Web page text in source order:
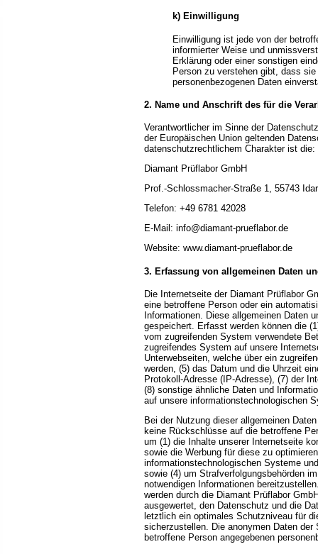
k) Einwilligung
Einwilligung ist jede von der
informierter Weise und
Erklärung oder einer sonstigen
Person zu verstehen gibt, dass
personenbezogenen Daten
2. Name und Anschrift des für die
Verantwortlicher im Sinne der
der Europäischen Union geltenden
datenschutzrechtlichem Charakter ist die:
Diamant Prüflabor GmbH
Prof.-Schlossmacher-Straße 1, 55743
Telefon: +49 6781 42028
E-Mail: info@diamant-prueflabor.de
Website: www.diamant-prueflabor.de
3. Erfassung von allgemeinen Daten
Die Internetseite der Diamant Prüflabor
eine betroffene Person oder ein
Informationen. Diese allgemeinen Daten
gespeichert. Erfasst werden können die
vom zugreifenden System verwendete
zugreifendes System auf unsere
Unterwebseiten, welche über ein
werden, (5) das Datum und die Uhrzeit
Protokoll-Adresse (IP-Adresse), (7) der
(8) sonstige ähnliche Daten und
auf unsere informationstechnologischen
Bei der Nutzung dieser allgemeinen
keine Rückschlüsse auf die betroffene
um (1) die Inhalte unserer Internetseite
sowie die Werbung für diese zu
informationstechnologischen Systeme
sowie (4) um Strafverfolgungsbehörden
notwendigen Informationen
werden durch die Diamant Prüflabor
ausgewertet, den Datenschutz und die
letztlich ein optimales Schutzniveau für
sicherzustellen. Die anonymen Daten
betroffene Person angegebenen